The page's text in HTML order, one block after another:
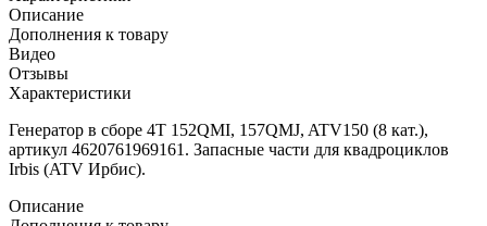
Описание
Дополнения к товару
Видео
Отзывы
Характеристики
Генератор в сборе 4T 152QMI, 157QMJ, ATV150 (8 кат.),
артикул 4620761969161. Запасные части для квадроциклов
Irbis (ATV Ирбис).
Описание